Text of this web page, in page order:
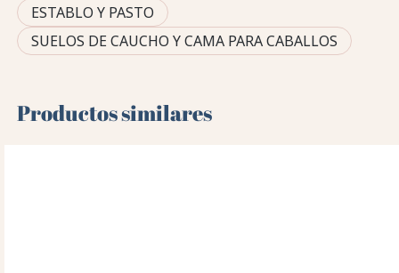
ESTABLO Y PASTO
SUELOS DE CAUCHO Y CAMA PARA CABALLOS
Productos similares